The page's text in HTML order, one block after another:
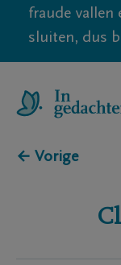
fraude
sluiten, dus
← Vorige